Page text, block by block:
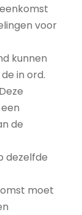
voor
kunnen
in ord.
de
dezelfde
moet